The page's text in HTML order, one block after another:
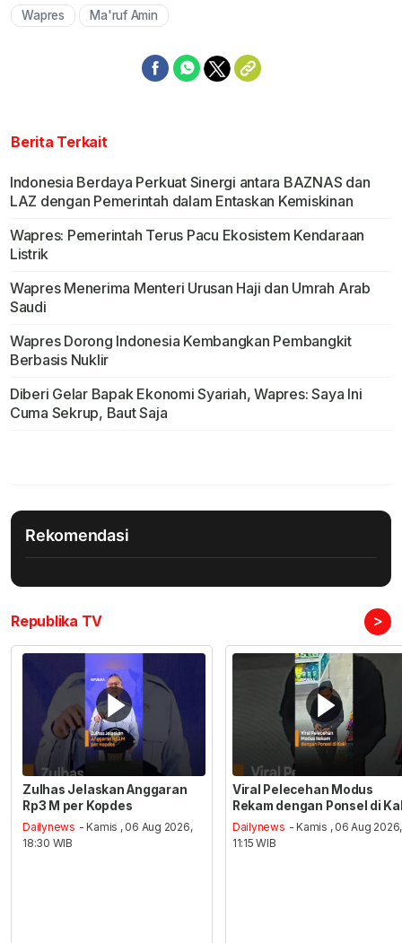
Wapres Ma'ruf Amin
Berita Terkait
Indonesia Berdaya Perkuat Sinergi antara BAZNAS dan
LAZ dengan Pemerintah dalam Entaskan Kemiskinan
Wapres: Pemerintah Terus Pacu Ekosistem Kendaraan
Listrik
Wapres Menerima Menteri Urusan Haji dan Umrah Arab
Saudi
Wapres Dorong Indonesia Kembangkan Pembangkit
Berbasis Nuklir
Diberi Gelar Bapak Ekonomi Syariah, Wapres: Saya Ini
Cuma Sekrup, Baut Saja
Rekomendasi
Republika TV >
Zulhas Jelaskan Anggaran
Rp3 M per Kopdes
Dailynews - Kamis , 06 Aug 2026,
18:30 WIB
Viral Pelecehan Modus
Rekam dengan Ponsel di
Dailynews - Kamis , 06 Aug 2026,
11:15 WIB